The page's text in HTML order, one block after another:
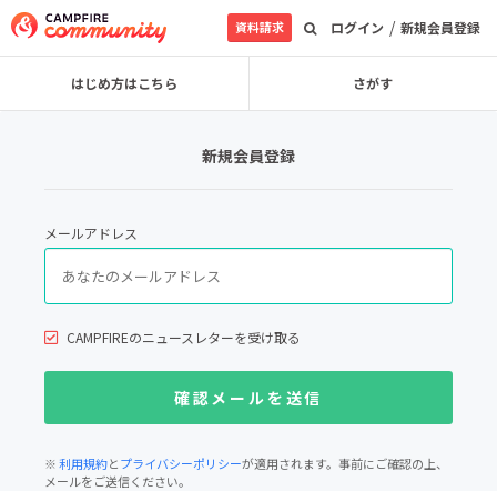
ログイン / 新規会員登録
資料請求
はじめ方はこちら さがす
新規会員登録
メールアドレス
CAMPFIREのニュースレターを受け取る
※利用規約とプライバシーポリシーが適用されます。事前にご確認の上、
メールをご送信ください。